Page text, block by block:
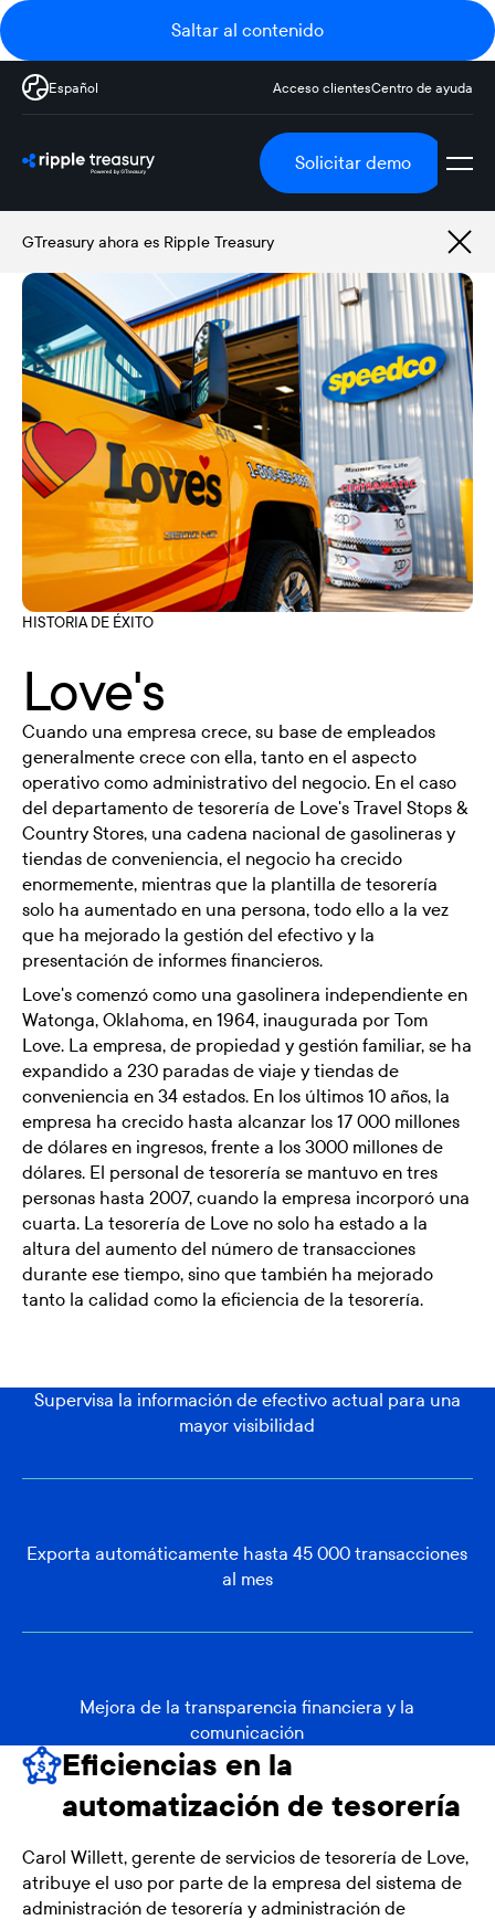
Saltar al contenido
Español Acceso clientesCentro de ayuda
Solicitar demo
GTreasury ahora es Ripple Treasury
HISTORIA DE ÉXITO
Love's
Cuando una empresa crece, su base de empleados
generalmente crece con ella, tanto en el aspecto
operativo como administrativo del negocio. En el caso
del departamento de tesorería de Love's Travel Stops &
Country Stores, una cadena nacional de gasolineras y
tiendas de conveniencia, el negocio ha crecido
enormemente, mientras que la plantilla de tesorería
solo ha aumentado en una persona, todo ello a la vez
que ha mejorado la gestión del efectivo y la
presentación de informes financieros.
Love's comenzó como una gasolinera independiente en
Watonga, Oklahoma, en 1964, inaugurada por Tom
Love. La empresa, de propiedad y gestión familiar, se ha
expandido a 230 paradas de viaje y tiendas de
conveniencia en 34 estados. En los últimos 10 años, la
empresa ha crecido hasta alcanzar los 17 000 millones
de dólares en ingresos, frente a los 3000 millones de
dólares. El personal de tesorería se mantuvo en tres
personas hasta 2007, cuando la empresa incorporó una
cuarta. La tesorería de Love no solo ha estado a la
altura del aumento del número de transacciones
durante ese tiempo, sino que también ha mejorado
tanto la calidad como la eficiencia de la tesorería.
Supervisa la información de efectivo actual para una
mayor visibilidad
Exporta automáticamente hasta 45 000 transacciones
al mes
Mejora de la transparencia financiera y la
comunicación
Eficiencias en la
automatización de tesorería
Carol Willett, gerente de servicios de tesorería de Love,
atribuye el uso por parte de la empresa del sistema de
administración de tesorería y administración de